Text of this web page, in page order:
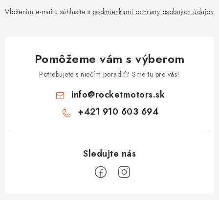
Vložením e-mailu súhlasíte s podmienkami ochrany osobných údajov
Pomôžeme vám s výberom
Potrebujete s niečím poradiť? Sme tu pre vás!
info@rocketmotors.sk
+421 910 603 694